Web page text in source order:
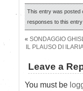
This entry was posted
responses to this
« SONDAGGIO
IL PLAUSO DI
Leave a
You must be